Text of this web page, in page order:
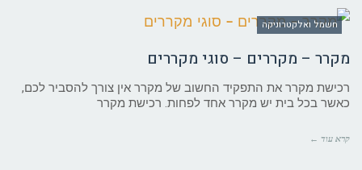
חשמל ואלקטרוניקה
מקרר – מקררים – סוגי מקררים
רכישת מקרר את התפקיד החשוב של מקרר אין צורך להסביר לכם,
כאשר בכל בית יש מקרר אחד לפחות. רכישת מקרר
קרא עוד ←